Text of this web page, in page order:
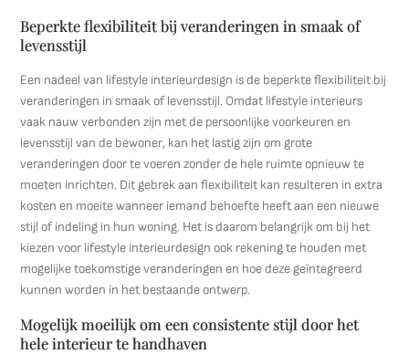
Beperkte flexibiliteit bij veranderingen in smaak of
levensstijl
Een nadeel van lifestyle interieurdesign is de beperkte flexibiliteit bij
veranderingen in smaak of levensstijl. Omdat lifestyle interieurs
vaak nauw verbonden zijn met de persoonlijke voorkeuren en
levensstijl van de bewoner, kan het lastig zijn om grote
veranderingen door te voeren zonder de hele ruimte opnieuw te
moeten inrichten. Dit gebrek aan flexibiliteit kan resulteren in extra
kosten en moeite wanneer iemand behoefte heeft aan een nieuwe
stijl of indeling in hun woning. Het is daarom belangrijk om bij het
kiezen voor lifestyle interieurdesign ook rekening te houden met
mogelijke toekomstige veranderingen en hoe deze geïntegreerd
kunnen worden in het bestaande ontwerp.
Mogelijk moeilijk om een consistente stijl door het
hele interieur te handhaven